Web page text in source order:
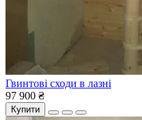
Гвинтові сходи в лазні
97 900 ₴
Купити